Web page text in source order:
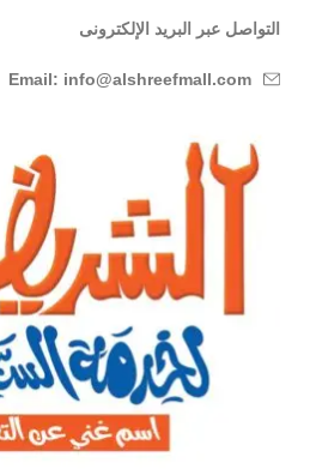
التواصل عبر البريد الإلكترونى
Email: info@alshreefmall.com